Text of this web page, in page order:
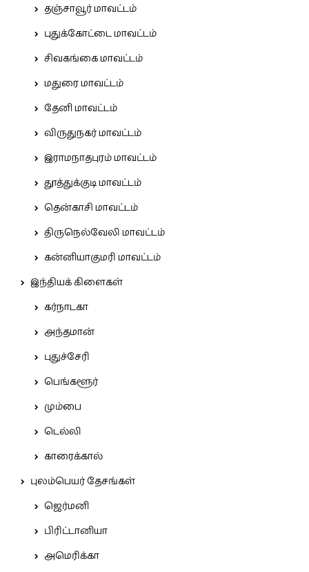
தஞ்சாவூர் மாவட்டம்
புதுக்கோட்டை மாவட்டம்
சிவகங்கை மாவட்டம்
மதுரை மாவட்டம்
தேனி மாவட்டம்
விருதுநகர் மாவட்டம்
இராமநாதபுரம் மாவட்டம்
தூத்துக்குடி மாவட்டம்
தென்காசி மாவட்டம்
திருநெல்வேலி மாவட்டம்
கன்னியாகுமரி மாவட்டம்
இந்தியக் கிளைகள்
கர்நாடகா
அந்தமான்
புதுச்சேரி
பெங்களூர்
மும்பை
டெல்லி
காரைக்கால்
புலம்பெயர் தேசங்கள்
ஜெர்மனி
பிரிட்டானியா
அமெரிக்கா